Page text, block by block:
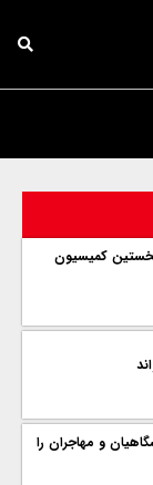
نخستین کمیسیون
و مهاجران را